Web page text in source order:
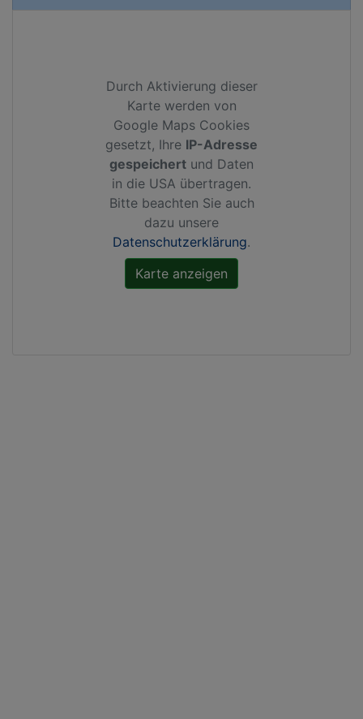
Durch Aktivierung dieser
Karte werden von
Google Maps Cookies
gesetzt, Ihre IP-Adresse
gespeichert und Daten
in die USA übertragen.
Bitte beachten Sie auch
dazu unsere
Datenschutzerklärung.